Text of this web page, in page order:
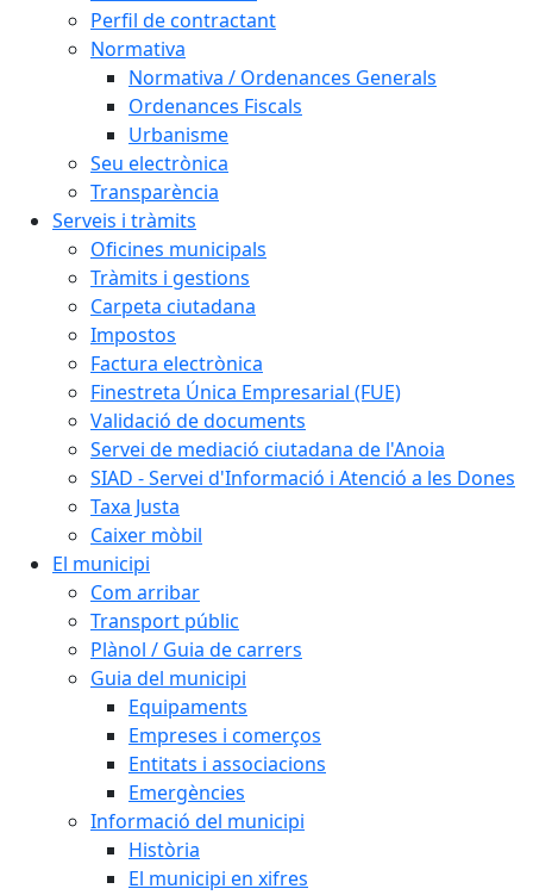
Perfil de contractant
Normativa
Normativa / Ordenances Generals
Ordenances Fiscals
Urbanisme
Seu electrònica
Transparència
Serveis i tràmits
Oficines municipals
Tràmits i gestions
Carpeta ciutadana
Impostos
Factura electrònica
Finestreta Única Empresarial (FUE)
Validació de documents
Servei de mediació ciutadana de l'Anoia
SIAD - Servei d'Informació i Atenció a les Dones
Taxa Justa
Caixer mòbil
El municipi
Com arribar
Transport públic
Plànol / Guia de carrers
Guia del municipi
Equipaments
Empreses i comerços
Entitats i associacions
Emergències
Informació del municipi
Història
El municipi en xifres